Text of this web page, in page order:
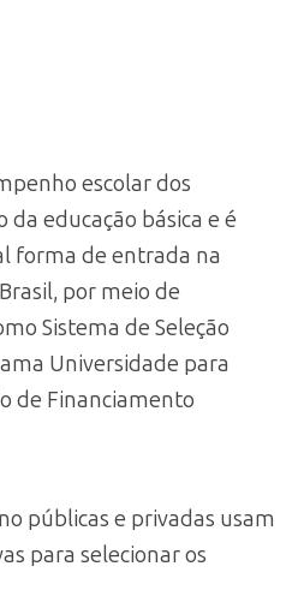
escolar dos
educação básica e é
forma de entrada na
por meio de
Sistema de Seleção
Universidade para
de Financiamento
públicas e privadas usam
para selecionar os